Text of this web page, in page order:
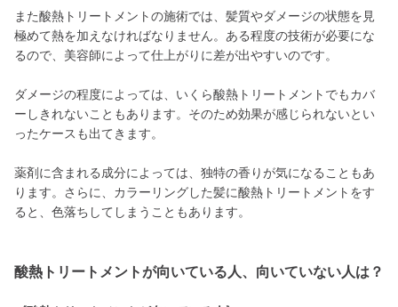
また酸熱トリートメントの施術では、髪質やダメージの状態を見
極めて熱を加えなければなりません。ある程度の技術が必要にな
るので、美容師によって仕上がりに差が出やすいのです。
ダメージの程度によっては、いくら酸熱トリートメントでもカバ
ーしきれないこともあります。そのため効果が感じられないとい
ったケースも出てきます。
薬剤に含まれる成分によっては、独特の香りが気になることもあ
ります。さらに、カラーリングした髪に酸熱トリートメントをす
ると、色落ちしてしまうこともあります。
酸熱トリートメントが向いている人、向いていない人は？